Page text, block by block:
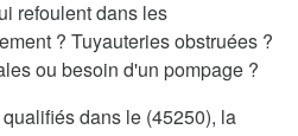
refoulent dans les
? Tuyauteries obstruées ?
ou besoin d'un pompage ?
dans le (45250), la